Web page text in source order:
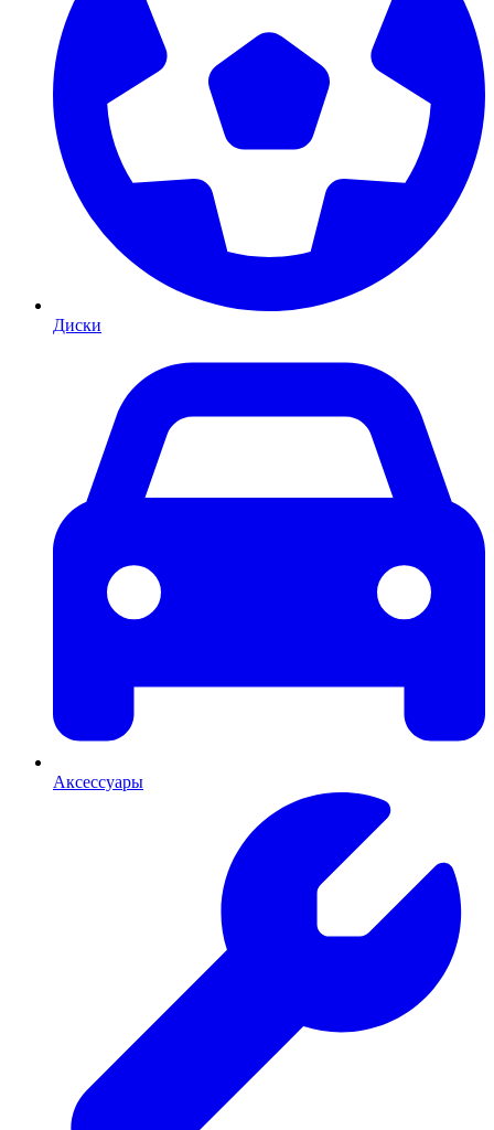
Диски
Аксессуары